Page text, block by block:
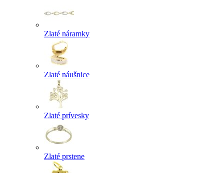
Zlaté náramky
Zlaté náušnice
Zlaté prívesky
Zlaté prstene